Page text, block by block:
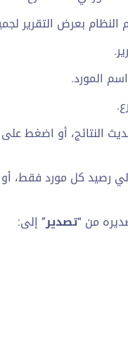
بعرض التقرير
المورد.
النتائج، أو اضغط
رصيد كل مورد فقط،
من “تصدير” إلى: